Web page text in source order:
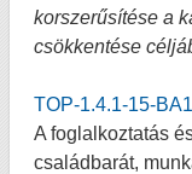
korszerűsítése a
csökkentése
TOP-1.4.1-15-BA1
A foglalkoztatás
családbarát,